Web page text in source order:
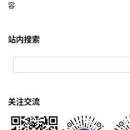
容
站内搜索
关注交流